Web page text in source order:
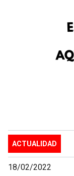
ACTUALIDAD
18/02/2022